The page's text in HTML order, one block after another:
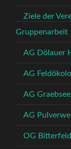
Ziele der
Gruppenarbeit
AG Dölauer
AG
AG Graebsee
AG
OG